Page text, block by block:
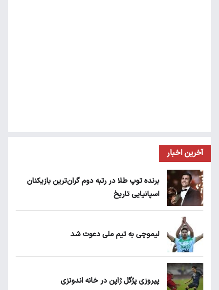
آخرین اخبار
برنده توپ طلا در رتبه دوم گران‌ترین بازیکنان
اسپانیایی تاریخ
لیموچی به تیم ملی دعوت شد
پیروزی پرُگل ژاپن در خانه اندونزی